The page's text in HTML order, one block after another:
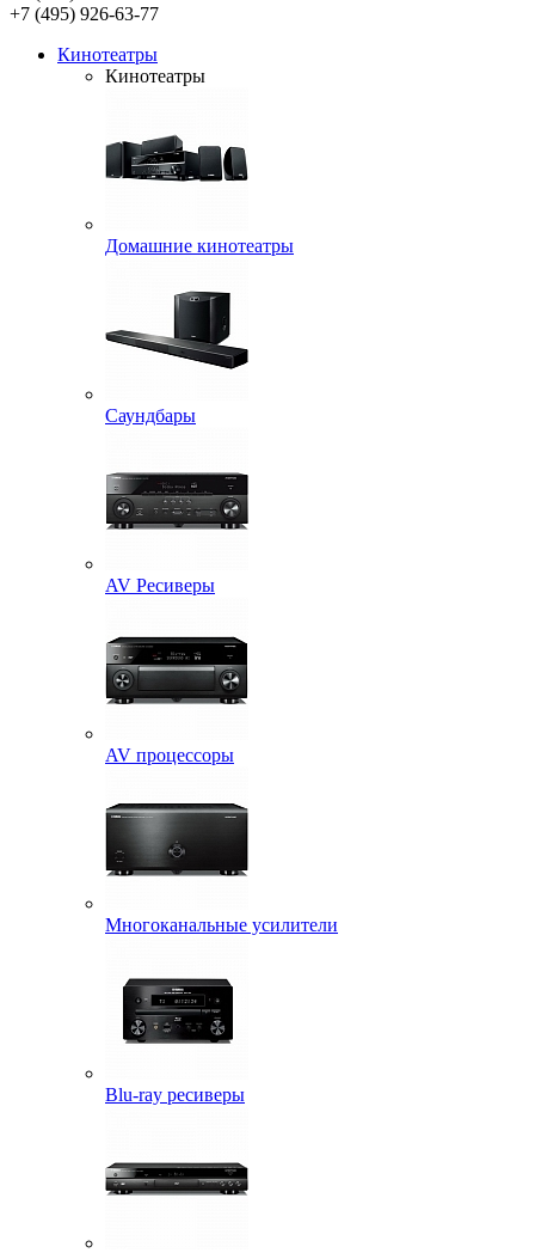
+7 (495) 926-63-77
Кинотеатры
Кинотеатры
Домашние кинотеатры
Саундбары
AV Ресиверы
AV процессоры
Многоканальные усилители
Blu-ray ресиверы